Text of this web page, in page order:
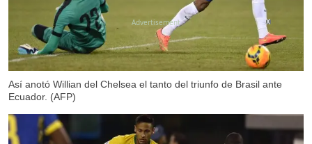
Así anotó Willian del Chelsea el tanto del triunfo de Brasil ante
Ecuador. (AFP)
X